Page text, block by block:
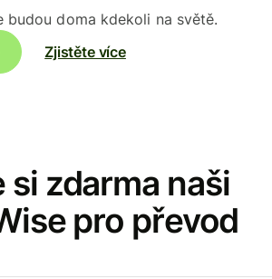
budou doma kdekoli na světě.
Zjistěte více
si zdarma naši
pro převod